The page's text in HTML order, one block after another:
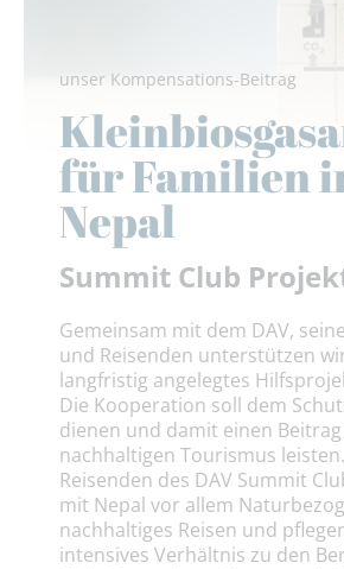
unser Kompensations-Beitrag
für Familien
Nepal
Summit Club
Gemeinsam mit dem DAV,
und Reisenden unterstützen
langfristig angelegtes
Die Kooperation soll dem
dienen und damit einen
nachhaltigen Tourismus
Reisenden des DAV Summit
mit Nepal vor allem
nachhaltiges Reisen und
intensives Verhältnis zu den